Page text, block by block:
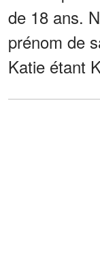
de 18 ans.
prénom de
Katie étant